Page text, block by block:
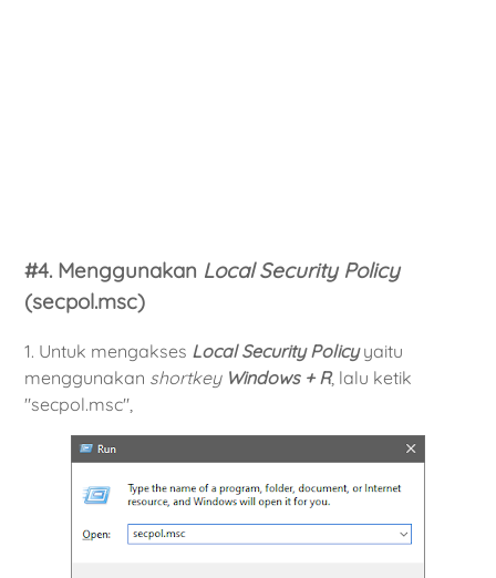
#4. Menggunakan Local Security Policy
(secpol.msc)
1. Untuk mengakses Local Security Policyyaitu
menggunakan shortkey Windows + R, lalu ketik
"secpol.msc",